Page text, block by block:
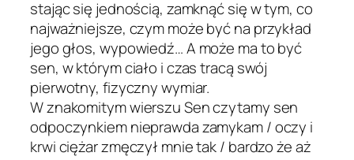
stając się jednością, zamknąć się w tym, co
najważniejsze, czym może być na przykład
jego głos, wypowiedź… A może ma to być
sen, w którym ciało i czas tracą swój
pierwotny, fizyczny wymiar.
W znakomitym wierszu Sen czytamy sen
odpoczynkiem nieprawda zamykam / oczy i
krwi ciężar zmęczył mnie tak / bardzo że aż